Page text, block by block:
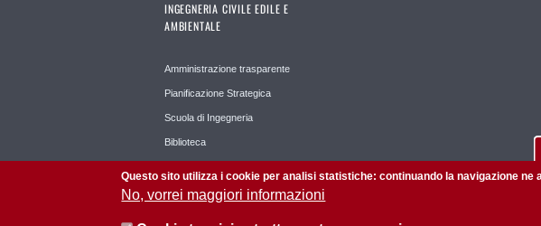
INGEGNERIA CIVILE EDILE E
AMBIENTALE
Amministrazione trasparente
Pianificazione Strategica
Scuola di Ingegneria
Biblioteca
Questo sito utilizza i cookie per analisi statistiche: continuando la navigazione ne
No, vorrei maggiori informazioni